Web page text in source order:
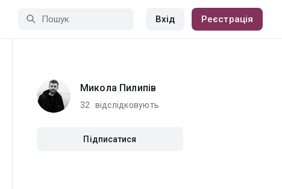
Вхід Реєстрація
Микола Пилипів
32 відслідковують
Підписатися